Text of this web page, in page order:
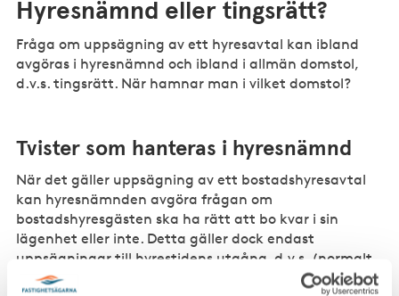
Hyresnämnd eller tingsrätt?
Fråga om uppsägning av ett hyresavtal kan ibland
avgöras i hyresnämnd och ibland i allmän domstol,
d.v.s. tingsrätt. När hamnar man i vilket domstol?
Tvister som hanteras i hyresnämnd
När det gäller uppsägning av ett bostadshyresavtal
kan hyresnämnden avgöra frågan om
bostadshyresgästen ska ha rätt att bo kvar i sin
lägenhet eller inte. Detta gäller dock endast
uppsägningar till hyrestidens utgång, d.v.s. (normalt
sett) med tre månaders uppsägningstid. Finns det